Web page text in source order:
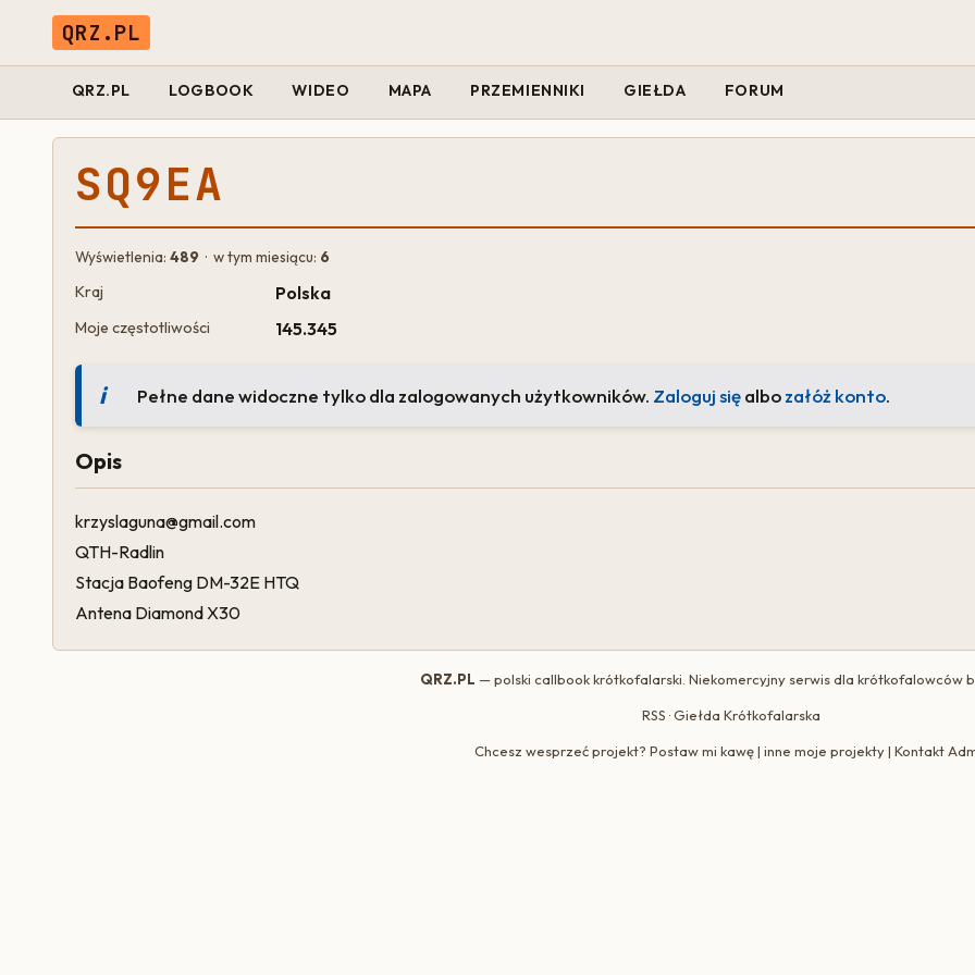
QRZ.PL
QRZ.PL LOGBOOK WIDEO MAPA PRZEMIENNIKI GIEŁDA FORUM
SQ9EA
Wyświetlenia: 489 · w tym miesiącu: 6
Kraj
Polska
Moje częstotliwości 145.345
Pełne dane widoczne tylko dla zalogowanych użytkowników. Zaloguj sięalbozałóż konto.
Opis
krzyslaguna@gmail.com
QTH-Radlin
Stacja Baofeng DM-32E HTQ
Antena Diamond X30
QRZ.PL — polski callbook krótkofalarski. Niekomercyjny serwis dla krótkofalowców
RSS ·Giełda Krótkofalarska
Chcesz wesprzeć projekt? Postaw mi kawę| inne moje projekty| Kontakt